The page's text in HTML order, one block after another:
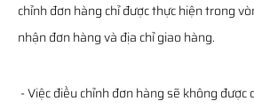
chỉnh đơn hàng chỉ được thực hiện trong
nhận đơn hàng và địa chỉ giao hàng.
- Việc điều chỉnh đơn hàng sẽ không được